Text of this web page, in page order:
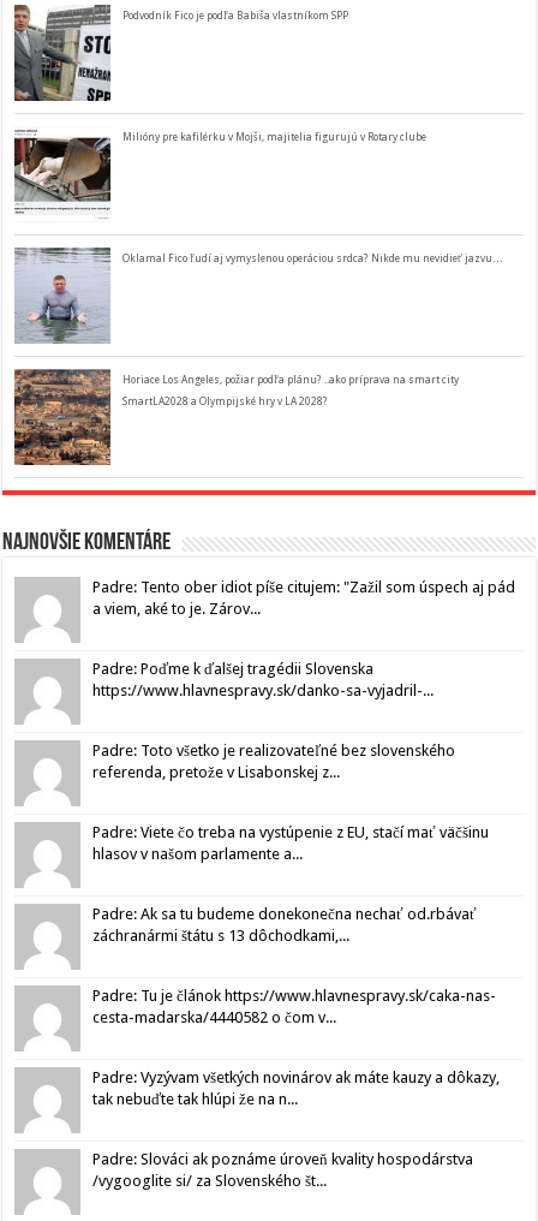
Podvodník Fico je podľa Babiša vlastníkom SPP
Milióny pre kafilérku v Mojši, majitelia figurujú v Rotary clube
Oklamal Fico ľudí aj vymyslenou operáciou srdca? Nikde mu nevidieť jazvu…
Horiace Los Angeles, požiar podľa plánu? ..ako príprava na smart city
SmartLA2028 a Olympijské hry v LA 2028?
Najnovšie komentáre
Padre: Tento ober idiot píše citujem: "Zažil som úspech aj pád
a viem, aké to je. Zárov...
Padre: Poďme k ďalšej tragédii Slovenska
https://www.hlavnespravy.sk/danko-sa-vyjadril-...
Padre: Toto všetko je realizovateľné bez slovenského
referenda, pretože v Lisabonskej z...
Padre: Viete čo treba na vystúpenie z EU, stačí mať väčšinu
hlasov v našom parlamente a...
Padre: Ak sa tu budeme donekonečna nechať od.rbávať
záchranármi štátu s 13 dôchodkami,...
Padre: Tu je článok https://www.hlavnespravy.sk/caka-nas-
cesta-madarska/4440582 o čom v...
Padre: Vyzývam všetkých novinárov ak máte kauzy a dôkazy,
tak nebuďte tak hlúpi že na n...
Padre: Slováci ak poznáme úroveň kvality hospodárstva
/vygooglite si/ za Slovenského št...